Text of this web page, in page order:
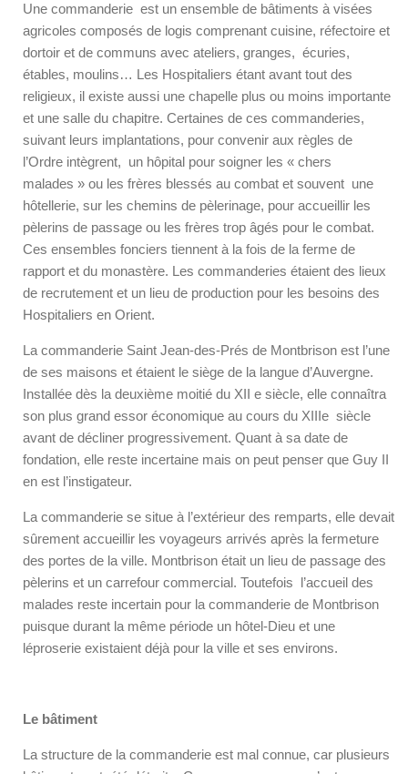
Une commanderie est un ensemble de bâtiments à visées
agricoles composés de logis comprenant cuisine, réfectoire et
dortoir et de communs avec ateliers, granges, écuries,
étables, moulins… Les Hospitaliers étant avant tout des
religieux, il existe aussi une chapelle plus ou moins importante
et une salle du chapitre. Certaines de ces commanderies,
suivant leurs implantations, pour convenir aux règles de
l’Ordre intègrent, un hôpital pour soigner les « chers
malades » ou les frères blessés au combat et souvent une
hôtellerie, sur les chemins de pèlerinage, pour accueillir les
pèlerins de passage ou les frères trop âgés pour le combat.
Ces ensembles fonciers tiennent à la fois de la ferme de
rapport et du monastère. Les commanderies étaient des lieux
de recrutement et un lieu de production pour les besoins des
Hospitaliers en Orient.
La commanderie Saint Jean-des-Prés de Montbrison est l’une
de ses maisons et étaient le siège de la langue d’Auvergne.
Installée dès la deuxième moitié du XII e siècle, elle connaîtra
son plus grand essor économique au cours du XIIIe siècle
avant de décliner progressivement. Quant à sa date de
fondation, elle reste incertaine mais on peut penser que Guy II
en est l’instigateur.
La commanderie se situe à l’extérieur des remparts, elle devait
sûrement accueillir les voyageurs arrivés après la fermeture
des portes de la ville. Montbrison était un lieu de passage des
pèlerins et un carrefour commercial. Toutefois l’accueil des
malades reste incertain pour la commanderie de Montbrison
puisque durant la même période un hôtel-Dieu et une
léproserie existaient déjà pour la ville et ses environs.
Le bâtiment
La structure de la commanderie est mal connue, car plusieurs